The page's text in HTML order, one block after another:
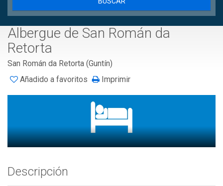
Albergue de San Román da
Retorta
San Román da Retorta (Guntín)
Añadido a favoritos
Imprimir
Descripción